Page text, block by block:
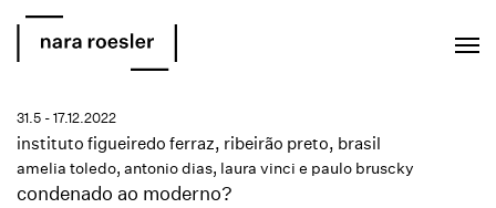
condenado ao moderno?
amelia toledo, antonio dias, laura vinci e paulo bruscky
instituto figueiredo ferraz, ribeirão preto, brasil
31.5 - 17.12.2022